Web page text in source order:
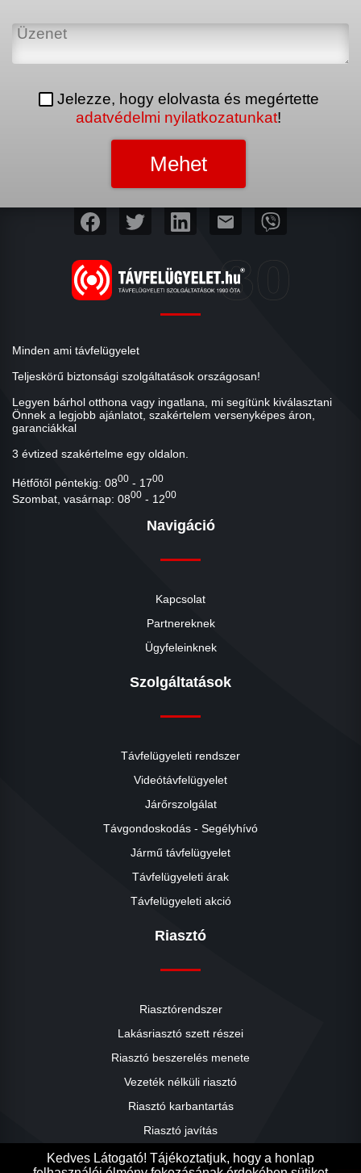
Jelezze, hogy elolvasta és megértette
adatvédelmi nyilatkozatunkat!
mail
Minden ami távfelügyelet
Teljeskörű biztonsági szolgáltatások országosan!
Legyen bárhol otthona vagy ingatlana, mi segítünk kiválasztani
Önnek a legjobb ajánlatot, szakértelem versenyképes áron,
garanciákkal
3 évtized szakértelme egy oldalon.
Hétfőtől péntekig: 0800 - 1700
Szombat, vasárnap: 0800 - 1200
Navigáció
Kapcsolat
Partnereknek
Ügyfeleinknek
Szolgáltatások
Távfelügyeleti rendszer
Videótávfelügyelet
Járőrszolgálat
Távgondoskodás - Segélyhívó
Jármű távfelügyelet
Távfelügyeleti árak
Távfelügyeleti akció
Riasztó
Riasztórendszer
Lakásriasztó szett részei
Riasztó beszerelés menete
Vezeték nélküli riasztó
Riasztó karbantartás
Riasztó javítás
Riasztók árai
Kedves Látogató! Tájékoztatjuk, hogy a honlap